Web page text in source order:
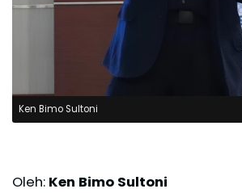
Ken Bimo Sultoni
Oleh: Ken Bimo Sultoni